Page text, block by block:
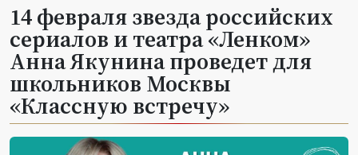
14 февраля звезда российских
сериалов и театра «Ленком»
Анна Якунина проведет для
школьников Москвы
«Классную встречу»